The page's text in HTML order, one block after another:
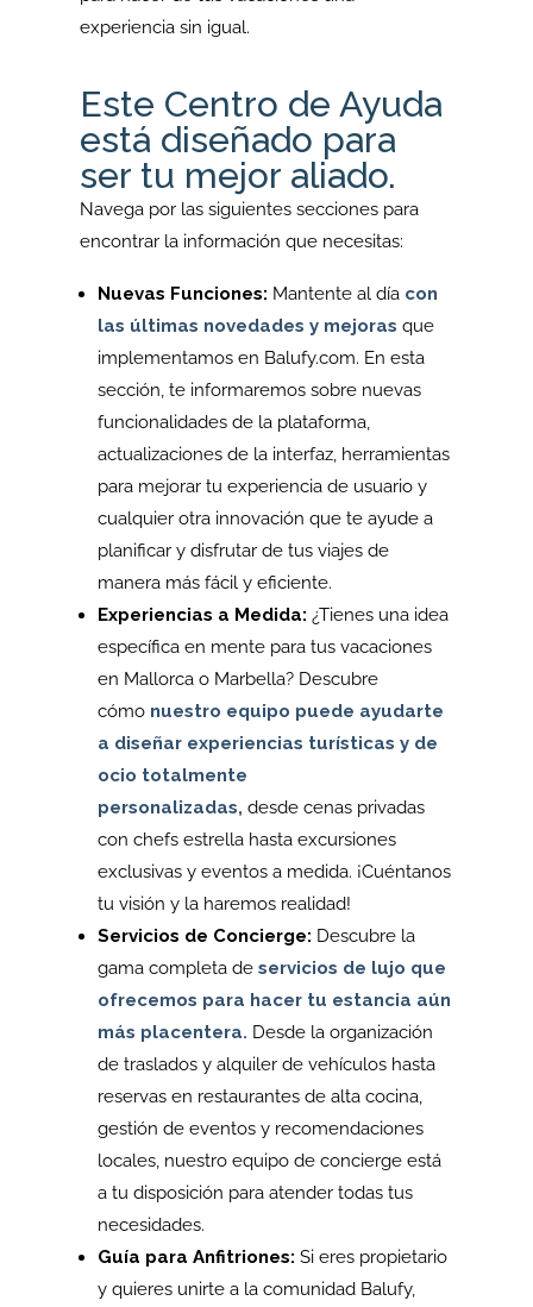
experiencia sin igual.
Este Centro de Ayuda
está diseñado para
ser tu mejor aliado.
Navega por las siguientes secciones para
encontrar la información que necesitas:
Nuevas Funciones: Mantente al día con
las últimas novedades y mejoras que
implementamos en Balufy.com. En esta
sección, te informaremos sobre nuevas
funcionalidades de la plataforma,
actualizaciones de la interfaz, herramientas
para mejorar tu experiencia de usuario y
cualquier otra innovación que te ayude a
planificar y disfrutar de tus viajes de
manera más fácil y eficiente.
Experiencias a Medida: ¿Tienes una idea
específica en mente para tus vacaciones
en Mallorca o Marbella? Descubre
cómo nuestro equipo puede ayudarte
a diseñar experiencias turísticas y de
ocio totalmente
personalizadas, desde cenas privadas
con chefs estrella hasta excursiones
exclusivas y eventos a medida. ¡Cuéntanos
tu visión y la haremos realidad!
Servicios de Concierge: Descubre la
gama completa deservicios de lujo que
ofrecemos para hacer tu estancia aún
más placentera. Desde la organización
de traslados y alquiler de vehículos hasta
reservas en restaurantes de alta cocina,
gestión de eventos y recomendaciones
locales, nuestro equipo de concierge está
a tu disposición para atender todas tus
necesidades.
Guía para Anfitriones: Si eres propietario
y quieres unirte a la comunidad Balufy,